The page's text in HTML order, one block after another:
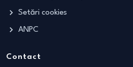
Setări cookies
ANPC
Contact